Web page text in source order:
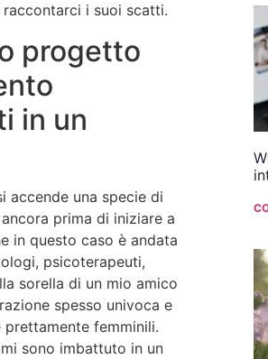
i suoi scatti.
progetto
in un
accende una specie di
prima di iniziare a
in questo caso è andata
psicoterapeuti,
sorella di un mio amico
spesso univoca e
femminili.
sono imbattuto in un